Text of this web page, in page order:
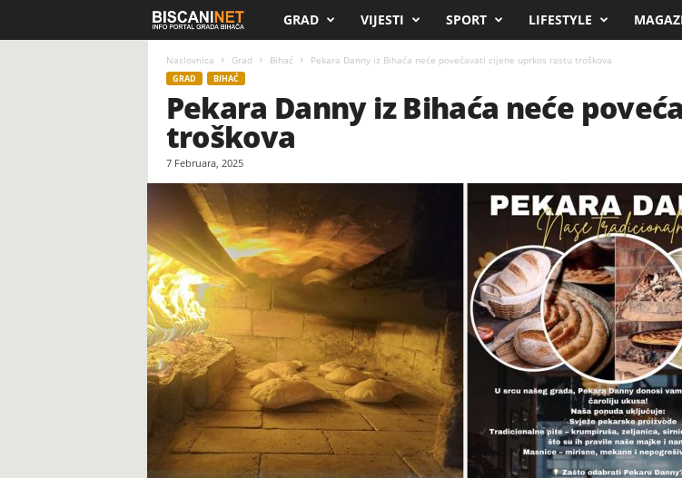
i
c
n
i
n
e
t
GRAD VIJESTI SPORT LIFESTYLE
Naslovnica Grad Bihać Pekara Danny iz Bihaća neće povećavati cijene uprkos rastu troškova
GRAD BIHAĆ
Pekara Danny iz Bihaća neće
troškova
7 Februara, 2025